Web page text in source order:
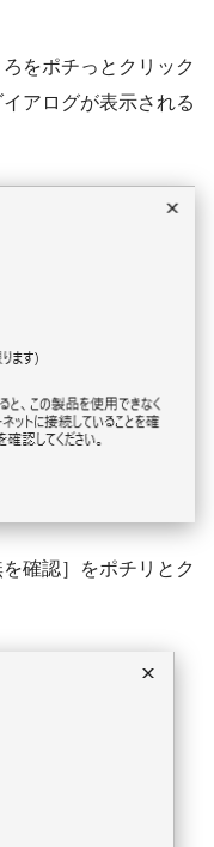
をポチっとクリック
アログが表示される
確認］をポチリとク